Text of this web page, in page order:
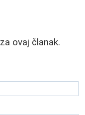
ovaj članak.